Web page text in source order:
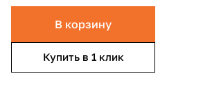
В корзину
Купить в 1 клик